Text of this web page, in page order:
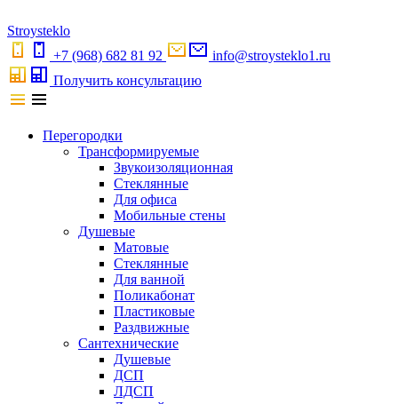
Stroysteklo
+7 (968) 682 81 92
info@stroysteklo1.ru
Получить консультацию
Перегородки
Трансформируемые
Звукоизоляционная
Стеклянные
Для офиса
Мобильные стены
Душевые
Матовые
Стеклянные
Для ванной
Поликабонат
Пластиковые
Раздвижные
Сантехнические
Душевые
ДСП
ЛДСП